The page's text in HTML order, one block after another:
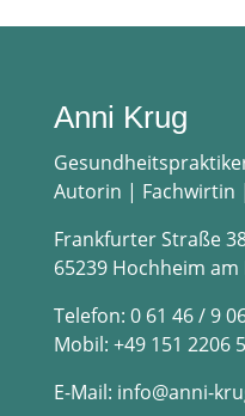
Anni Krug
Autorin | Fachwirtin
Frankfurter Straße
65239 Hochheim am
Telefon: 0 61 46 / 9
Mobil: +49 151 2206
E-Mail: info@anni-